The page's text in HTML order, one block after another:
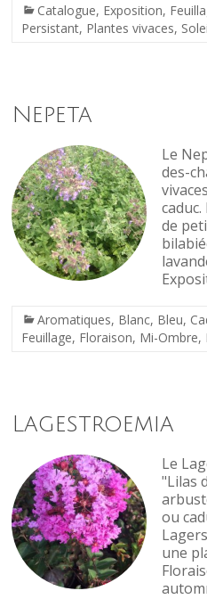
Catalogue, Exposition,
Persistant, Plantes vivaces,
Nepeta
Le
des-
de
Aromatiques, Blanc, Bleu,
Feuillage, Floraison, Mi-Ombre,
Lagestroemia
Le
"Lilas
ou
une